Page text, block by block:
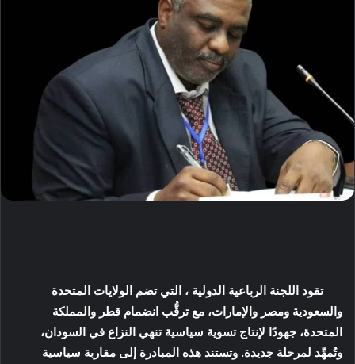
تقود اللجنة الرباعية الدولية ، التي تضم الولايات المتحدة
والسعودية ومصر والإمارات، مع ترقُّب انضمام قطر والمملكة
المتحدة، جهودًا لإنتاج تسوية سياسية تنهي النزاع في السودان،
وتُمهِّد لمرحلة جديدة. وتستند هذه المبادرة إلى مقاربة سياسية